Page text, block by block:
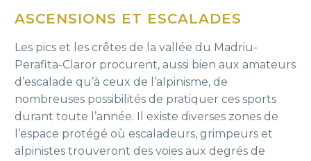
ASCENSIONS ET ESCALADES
Les pics et les crêtes de la vallée du Madriu-
Perafita-Claror procurent, aussi bien aux amateurs
d’escalade qu’à ceux de l’alpinisme, de
nombreuses possibilités de pratiquer ces sports
durant toute l’année. Il existe diverses zones de
l’espace protégé où escaladeurs, grimpeurs et
alpinistes trouveront des voies aux degrés de